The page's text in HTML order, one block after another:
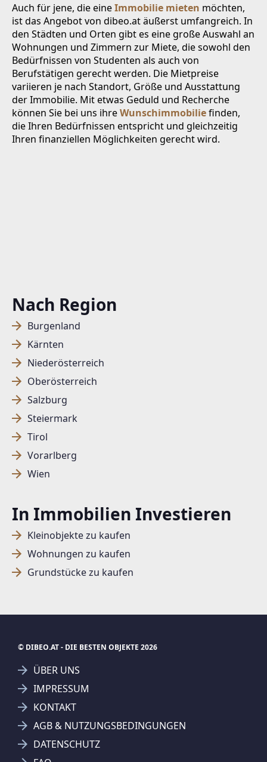
Nach Region
Burgenland
Kärnten
Niederösterreich
Oberösterreich
Salzburg
Steiermark
Tirol
Vorarlberg
Wien
In Immobilien Investieren
Kleinobjekte zu kaufen
Wohnungen zu kaufen
Grundstücke zu kaufen
Jetzt Suchagent anlegen
SUCHAGENT ANLEGEN FÜR DIE
AKTUELLEN SUCHKRITERIEN
Dieser Filter wird viele Treffer erzeugen. Bitte setzen
Treffer verfeinern
in denDatenschutzbestimmungen
zu.
Auch für jene, die eineImmobilie mieten möchten,
ist das Angebot von dibeo.at äußerst umfangreich. In
den Städten und Orten gibt es eine große Auswahl an
Wohnungen und Zimmern zur Miete, die sowohl den
Bedürfnissen von Studenten als auch von
Berufstätigen gerecht werden. Die Mietpreise
variieren je nach Standort, Größe und Ausstattung
der Immobilie. Mit etwas Geduld und Recherche
können Sie bei uns ihreWunschimmobiliefinden,
die Ihren Bedürfnissen entspricht und gleichzeitig
Ihren finanziellen Möglichkeiten gerecht wird.
© DIBEO.AT - DIE BESTEN OBJEKTE 2026
ÜBER UNS
IMPRESSUM
KONTAKT
AGB & NUTZUNGSBEDINGUNGEN
DATENSCHUTZ